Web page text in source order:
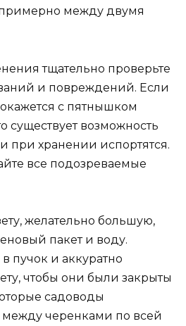
между двумя
тщательно проверьте
и повреждений. Если
с пятнышком
существует возможность
при хранении испортятся.
все подозреваемые
желательно большую,
пакет и воду.
пучок и аккуратно
чтобы они были закрыты
садоводы
черенками по всей